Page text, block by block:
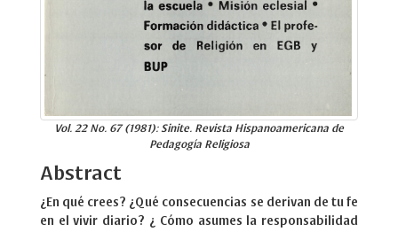
Vol. 22 No. 67 (1981): Sinite. Revista Hispanoamericana de
Pedagogía Religiosa
Abstract
¿En qué crees? ¿Qué consecuencias se derivan de tu fe
en el vivir diario? ¿ Cómo asumes la responsabilidad